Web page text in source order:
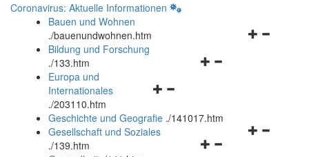
Coronavirus: Aktuelle Informationen
Bauen und Wohnen
./bauenundwohnen.htm
Navigationsmenü
Bildung und Forschung
./133.htm
Navigationsmenü
und
schließen
Europa und
Internationales
./203110.htm
Geschichte und Geografie ./141017.htm
Navigationsmenü
Gesellschaft und Soziales
./139.htm